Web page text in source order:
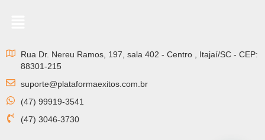
Rua Dr. Nereu Ramos, 197, sala 402 - Centro , Itajaí/SC - CEP:
88301-215
suporte@plataformaexitos.com.br
(47) 99919-3541
(47) 3046-3730